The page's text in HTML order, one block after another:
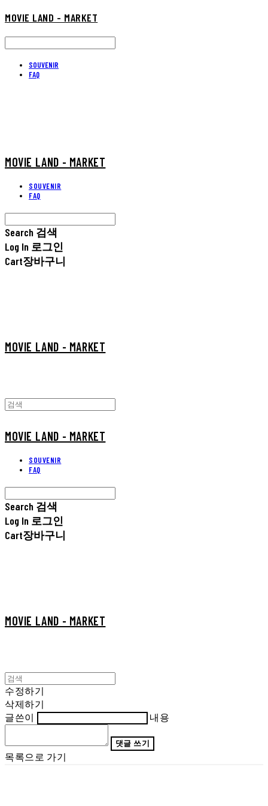
MOVIE LAND - MARKET
SOUVENIR
FAQ
MOVIE LAND - MARKET
SOUVENIR
FAQ
Search 검색
Log In 로그인
Cart장바구니
MOVIE LAND - MARKET
MOVIE LAND - MARKET
SOUVENIR
FAQ
Search 검색
Log In 로그인
Cart장바구니
MOVIE LAND - MARKET
수정하기
삭제하기
글쓴이
내용
댓글 쓰기
목록으로 가기